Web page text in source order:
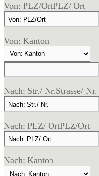
Von: PLZ/OrtPLZ/ Ort
Von: Kanton
Nach: Str./ Nr.Strasse/ Nr.
Nach: PLZ/ OrtPLZ/Ort
Nach: Kanton